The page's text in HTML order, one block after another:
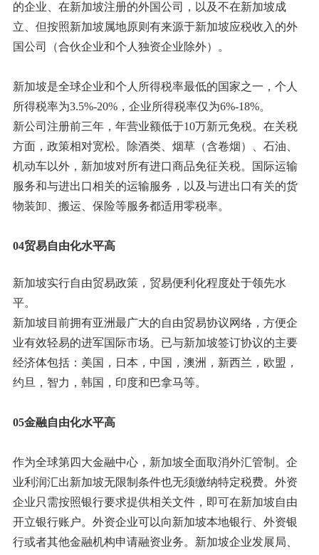
的企业、在新加坡注册的外国公司，以及不在新加坡成
立、但按照新加坡属地原则有来源于新加坡应税收入的外
国公司（合伙企业和个人独资企业除外）。
新加坡是全球企业和个人所得税率最低的国家之一，个人
所得税率为3.5%-20%，企业所得税率仅为6%-18%。
新公司注册前三年，年营业额低于10万新元免税。在关税
方面，政策相对宽松。除酒类、烟草（含卷烟）、石油、
机动车以外，新加坡对所有进口商品免征关税。国际运输
服务和与进出口相关的运输服务，以及与进出口有关的货
物装卸、搬运、保险等服务都适用零税率。
04贸易自由化水平高
新加坡实行自由贸易政策，贸易便利化程度处于领先水
平。
新加坡目前拥有亚洲最广大的自由贸易协议网络，方便企
业有效轻易的进军国际市场。已与新加坡签订协议的主要
经济体包括：美国，日本，中国，澳洲，新西兰，欧盟，
约旦，智力，韩国，印度和巴拿马等。
05金融自由化水平高
作为全球第四大金融中心，新加坡全面取消外汇管制。企
业利润汇出新加坡无限制条件也无须缴纳特定税费。外资
企业只需按照银行要求提供相关文件，即可在新加坡自由
开立银行账户。外资企业可以向新加坡本地银行、外资银
行或者其他金融机构申请融资业务。新加坡企业发展局、